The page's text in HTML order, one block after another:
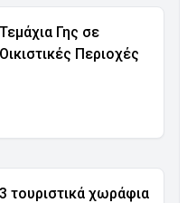
Τεμάχια Γης σε
Οικιστικές Περιοχές
3 τουριστικά χωράφια